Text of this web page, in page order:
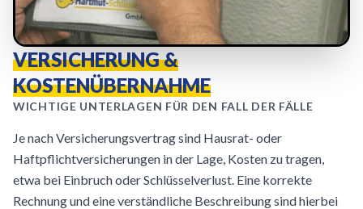
VERSICHERUNG &
KOSTENÜBERNAHME
WICHTIGE UNTERLAGEN FÜR DEN FALL DER FÄLLE
Je nach Versicherungsvertrag sind Hausrat- oder
Haftpflichtversicherungen in der Lage, Kosten zu tragen,
etwa bei Einbruch oder Schlüsselverlust. Eine korrekte
Rechnung und eine verständliche Beschreibung sind hierbei